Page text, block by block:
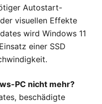
Autostart-
visuellen Effekte
wird Windows 11
einer SSD
PC nicht mehr?
beschädigte